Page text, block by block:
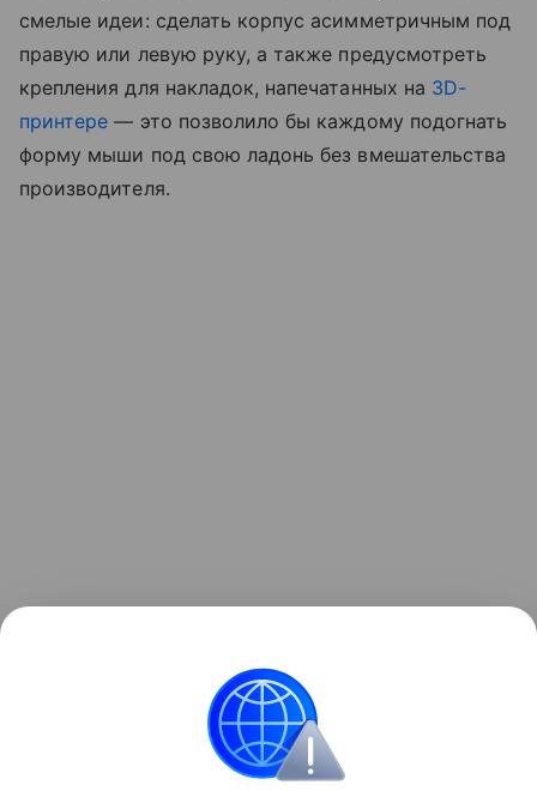
смелые идеи: сделать корпус асимметричным под
правую или левую руку, а также предусмотреть
крепления для накладок, напечатанных на 3D-
принтере — это позволило бы каждому подогнать
форму мыши под свою ладонь без вмешательства
производителя.
Также недавно рассказывали, что HeyGears
выпустила первый настольный 3D-принтер с
полноцветной печатью. Подробности в